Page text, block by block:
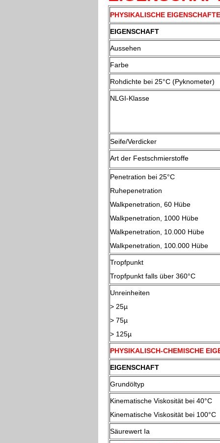
PHYSIKALISCHE
EIGENSCHAFT
Aussehen
Farbe
Rohdichte bei 25°C (Pyknometer)
NLGI-Klasse
Seife/Verdicker
Art der Festschmierstoffe
Penetration bei
Ruhepenetration
Walkpenetration, 60 Hübe
Walkpenetration, 1000
Walkpenetration, 10.000 Hübe
Walkpenetration, 100.000
Tropfpunkt
Tropfpunkt falls über 360°C
Unreinheiten
> 25µ
> 75µ
> 125µ
PHYSIKALISCH-CHEMISCHE
EIGENSCHAFT
Grundöltyp
Kinematische Viskosität bei
Kinematische Viskosität bei 100°C
Säurewert Ia